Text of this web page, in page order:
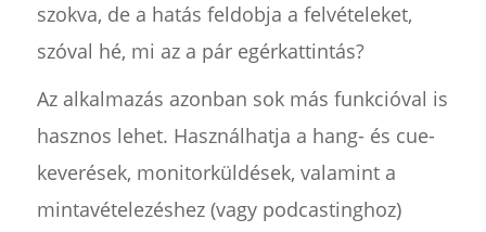
szokva, de a hatás feldobja a felvételeket,
szóval hé, mi az a pár egérkattintás?
Az alkalmazás azonban sok más funkcióval is
hasznos lehet. Használhatja a hang- és cue-
keverések, monitorküldések, valamint a
mintavételezéshez (vagy podcastinghoz)